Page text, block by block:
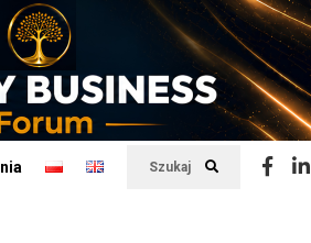
Szukaj